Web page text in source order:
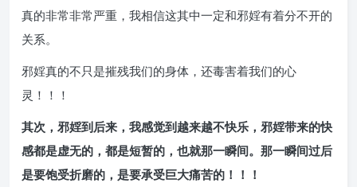
真的非常非常严重，我相信这其中一定和邪婬有着分不开的
关系。
邪婬真的不只是摧残我们的身体，还毒害着我们的心
灵！！！
其次，邪婬到后来，我感觉到越来越不快乐，邪婬带来的快
感都是虚无的，都是短暂的，也就那一瞬间。那一瞬间过后
是要饱受折磨的，是要承受巨大痛苦的！！！